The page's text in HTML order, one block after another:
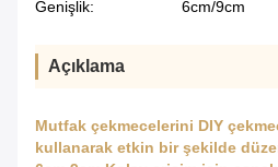
Genişlik:
6cm/9cm
Açıklama
Mutfak çekmecelerini DIY
kullanarak etkin bir şekilde